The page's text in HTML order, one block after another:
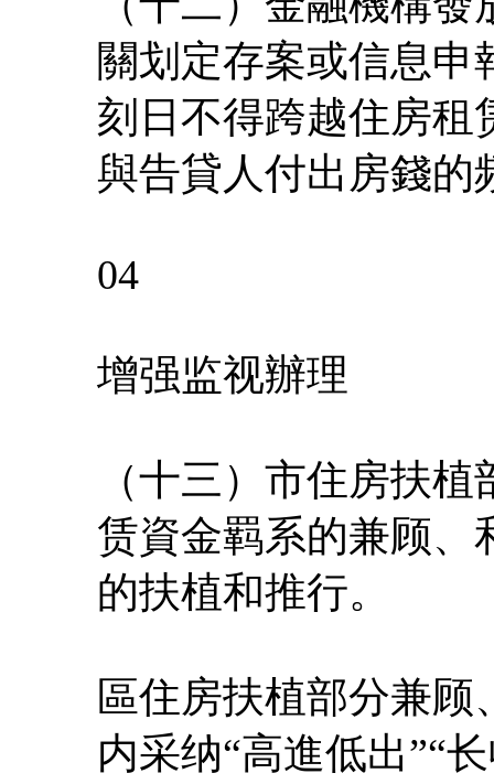
關划定存案或信息
刻日不得跨越住房租
與告貸人付出房錢的
04
增强监视辦理
（十三）市住房扶
赁資金羁系的兼顾、
的扶植和推行。
區住房扶植部分兼
内采纳“高進低出”“